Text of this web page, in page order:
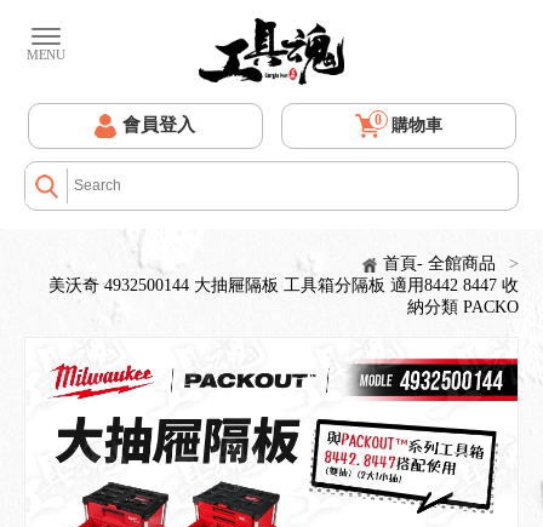
會員登入 0 購物車
首頁- 全館商品
>
美沃奇 4932500144 大抽屜隔板 工具箱分隔板 適用8442 8447 收
納分類 PACKO